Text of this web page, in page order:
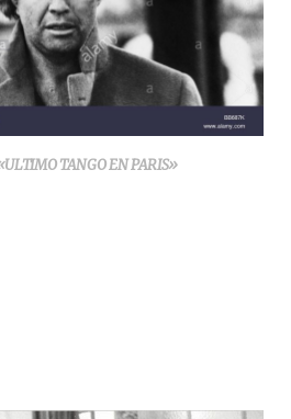
TANGO EN PARIS»